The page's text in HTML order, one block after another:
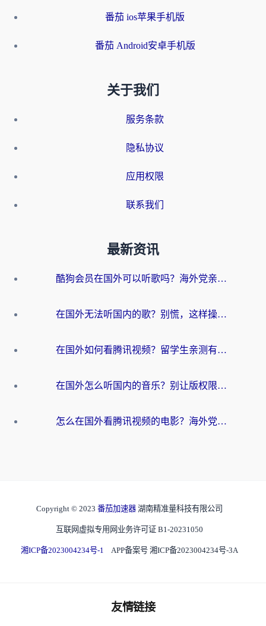
番茄 ios苹果手机版
番茄 Android安卓手机版
关于我们
服务条款
隐私协议
应用权限
联系我们
最新资讯
酷狗会员在国外可以听歌吗？海外党亲测有效：3步解决音乐权限难题
在国外无法听国内的歌？别慌，这样操作就能畅听QQ音乐（附亲测加速器推荐）
在国外如何看腾讯视频？留学生亲测有效的回国加速方案
在国外怎么听国内的音乐？别让版权限制断了你的华语歌单
怎么在国外看腾讯视频的电影？海外党亲测有效的回国加速指南
Copyright © 2023 番茄加速器 湖南精准量科技有限公司
互联网虚拟专用网业务许可证 B1-20231050
湘ICP备2023004234号-1 APP备案号 湘ICP备2023004234号-3A
友情链接